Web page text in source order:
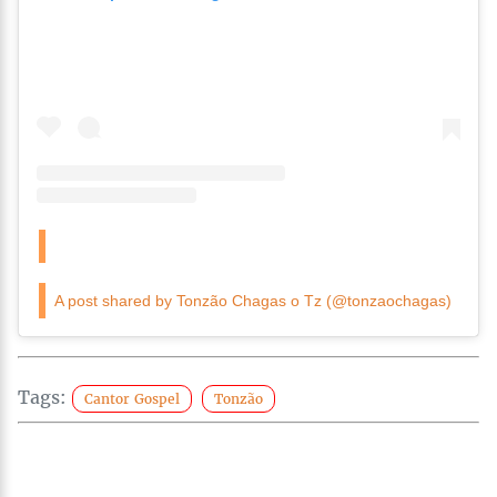
A post shared by Tonzão Chagas o Tz (@tonzaochagas)
Tags: Cantor Gospel Tonzão